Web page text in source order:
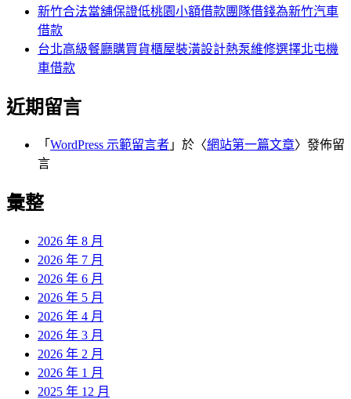
新竹合法當舖保證低桃園小額借款團隊借錢為新竹汽車
借款
台北高級餐廳購買貨櫃屋裝潢設計熱泵維修選擇北屯機
車借款
近期留言
「 WordPress 示範留言者 」於〈網站第一篇文章〉發佈留
言
彙整
2026 年 8 月
2026 年 7 月
2026 年 6 月
2026 年 5 月
2026 年 4 月
2026 年 3 月
2026 年 2 月
2026 年 1 月
2025 年 12 月